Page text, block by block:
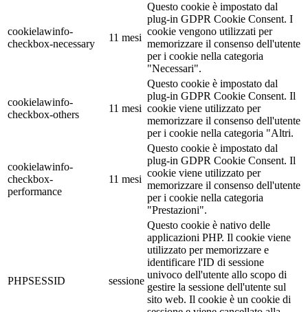
cookielawinfo-
checkbox-necessary
11 mesi
Questo cookie è impostato dal
plug-in GDPR Cookie Consent. I
cookie vengono utilizzati per
memorizzare il consenso dell'utente
per i cookie nella categoria
"Necessari".
cookielawinfo-
checkbox-others
11 mesi
Questo cookie è impostato dal
plug-in GDPR Cookie Consent. Il
cookie viene utilizzato per
memorizzare il consenso dell'utente
per i cookie nella categoria "Altri.
cookielawinfo-
checkbox-
performance
11 mesi
Questo cookie è impostato dal
plug-in GDPR Cookie Consent. Il
cookie viene utilizzato per
memorizzare il consenso dell'utente
per i cookie nella categoria
"Prestazioni".
PHPSESSID sessione
Questo cookie è nativo delle
applicazioni PHP. Il cookie viene
utilizzato per memorizzare e
identificare l'ID di sessione
univoco dell'utente allo scopo di
gestire la sessione dell'utente sul
sito web. Il cookie è un cookie di